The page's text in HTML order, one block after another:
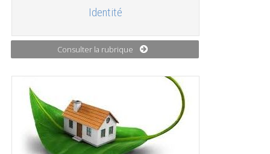
Identité
Consulter la rubrique